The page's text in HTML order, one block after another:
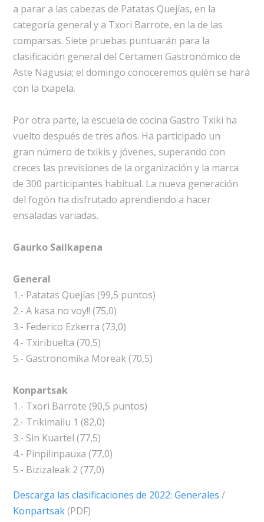
a parar a las cabezas de Patatas Quejías, en la
categoría general y a Txori Barrote, en la de las
comparsas. Siete pruebas puntuarán para la
clasificación general del Certamen Gastronómico de
Aste Nagusia; el domingo conoceremos quién se hará
con la txapela.
Por otra parte, la escuela de cocina Gastro Txiki ha
vuelto después de tres años. Ha participado un
gran número de txikis y jóvenes, superando con
creces las previsiones de la organización y la marca
de 300 participantes habitual. La nueva generación
del fogón ha disfrutado aprendiendo a hacer
ensaladas variadas.
Gaurko Sailkapena
General
1.- Patatas Quejías (99,5 puntos)
2.- A kasa no voy!! (75,0)
3.- Federico Ezkerra (73,0)
4.- Txiribuelta (70,5)
5.- Gastronomika Moreak (70,5)
Konpartsak
1.- Txori Barrote (90,5 puntos)
2.- Trikimailu 1 (82,0)
3.- Sin Kuartel (77,5)
4.- Pinpilinpauxa (77,0)
5.- Bizizaleak 2 (77,0)
Descarga las clasificaciones de 2022: Generales /
Konpartsak(PDF)